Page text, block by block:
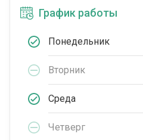
График работы
Понедельник
Вторник
Среда
Четверг